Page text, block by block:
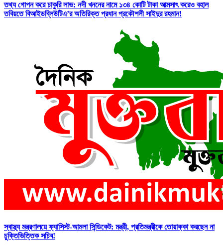
তথ্য গোপন করে চাকুরি লাভ: নদী খননের নামে ১৩৪ কোটি টাকা আত্মসাৎ করেও বহাল
তবিয়তে বিআইডব্লিউটিএ’র অতিরিক্ত প্রধান প্রকৌশলী সাইদুর রহমান!
স্বাস্থ্য মন্ত্রণালয়ে ফ্যাসিস্ট-আমলা সিন্ডিকেট: মন্ত্রী, প্রতিমন্ত্রীকে তোয়াক্কা করছেন না
চুক্তিভিত্তিক সচিব!